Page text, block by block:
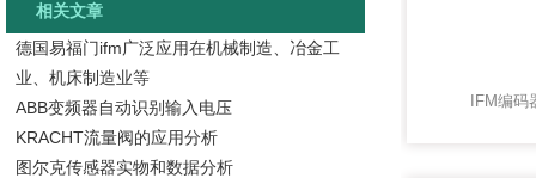
IFM编
相关文章
德国易福门ifm广泛应用在机械制造、冶金工
业、机床制造业等
ABB变频器自动识别输入电压
KRACHT流量阀的应用分析
图尔克传感器实物和数据分析